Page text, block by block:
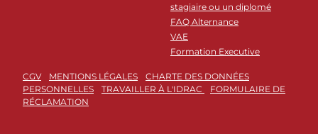
stagiaire ou un diplomé
FAQ Alternance
VAE
Formation Executive
CGV MENTIONS LÉGALES
CHARTE DES DONNÉES
PERSONNELLES
TRAVAILLER À L'IDRAC
FORMULAIRE DE
RÉCLAMATION